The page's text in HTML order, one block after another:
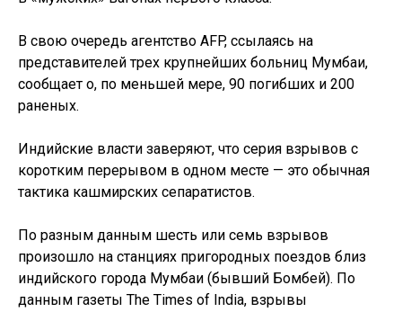
В свою очередь агентство AFP, ссылаясь на
представителей трех крупнейших больниц Мумбаи,
сообщает о, по меньшей мере, 90 погибших и 200
раненых.
Индийские власти заверяют, что серия взрывов с
коротким перерывом в одном месте — это обычная
тактика кашмирских сепаратистов.
По разным данным шесть или семь взрывов
произошло на станциях пригородных поездов близ
индийского города Мумбаи (бывший Бомбей). По
данным газеты The Times of India, взрывы